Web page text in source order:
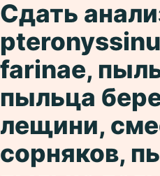
Сдать
farinаe,
пыльца
лещини,
сорняков,